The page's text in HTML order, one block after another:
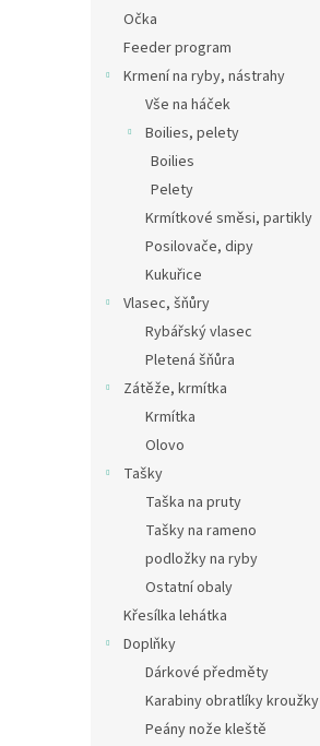
Očka
Feeder program
Krmení na ryby, nástrahy
Vše na háček
Boilies, pelety
Boilies
Pelety
Krmítkové směsi, partikly
Posilovače, dipy
Kukuřice
Vlasec, šňůry
Rybářský vlasec
Pletená šňůra
Zátěže, krmítka
Krmítka
Olovo
Tašky
Taška na pruty
Tašky na rameno
podložky na ryby
Ostatní obaly
Křesílka lehátka
Doplňky
Dárkové předměty
Karabiny obratlíky kroužky
Peány nože kleště